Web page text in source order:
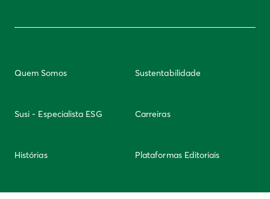
Quem Somos Sustentabilidade
Susi - Especialista ESG Carreiras
Histórias Plataformas Editoriais
Newsletter Integridade